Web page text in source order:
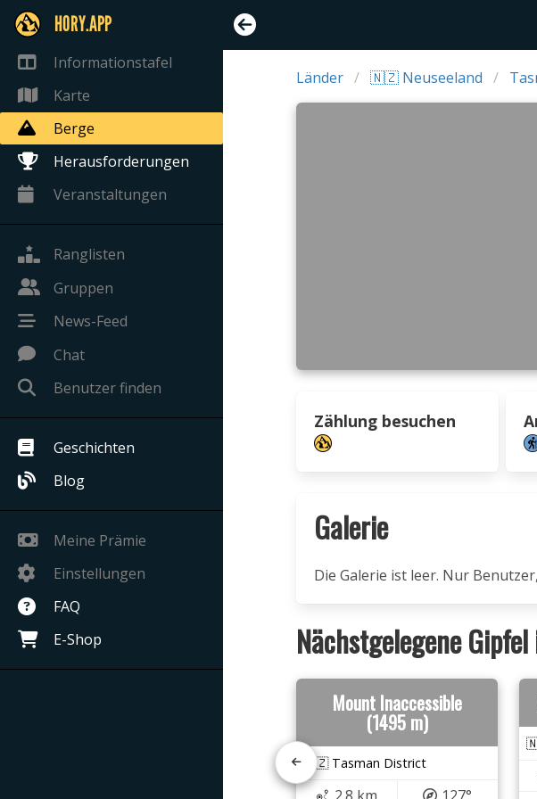
HORY.APP
Informationstafel
Karte
Berge
Herausforderungen
Veranstaltungen
Ranglisten
Gruppen
News-Feed
Chat
Benutzer finden
Geschichten
Blog
Meine Prämie
Einstellungen
FAQ
E-Shop
Länder 🇳🇿 Neuseeland
Zählung besuchen
Galerie
Die Galerie ist leer. Nur
Nächstgelegene
Mount Inaccessible
(1495 m)
🇳🇿 Tasman District